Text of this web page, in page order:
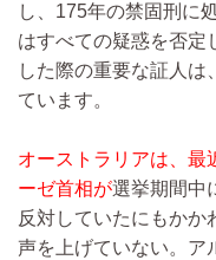
し、175年の禁固刑に
はすべての疑惑を否定
した際の重要な証人は
ています。
オーストラリアは、最
ーゼ首相が選挙期間中
反対していたにもかか
声を上げていない。ア